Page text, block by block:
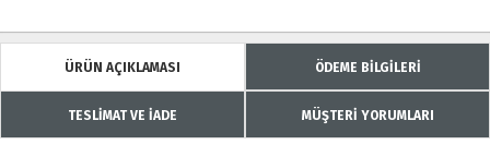
ÜRÜN AÇIKLAMASI ÖDEME BİLGİLERİ
TESLİMAT VE İADE MÜŞTERİ YORUMLARI